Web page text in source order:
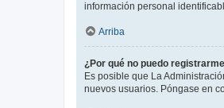
información personal
Arriba
¿Por qué no puedo
Es posible que La
nuevos usuarios. Póngase en